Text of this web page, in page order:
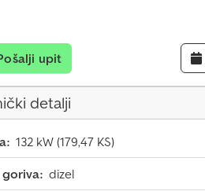
upit
detalji
132 kW (179,47 KS)
goriva: dizel